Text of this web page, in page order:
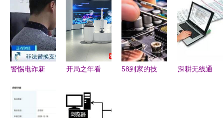
会计电算化
第一章第二
节之“计算
机硬件四
——从事计
知识”
及运营模式
研究与实践
——以计算
机软硬件赋
能为例
研DSP核赋
能天通一号
卫星，掌握
计算机软硬
件核心技术
Nuvoton产
品的IP
Cam网络摄
像头方案
警惕电诈新
植入、页面
替换与冒充
开局之年看
不一样的江
苏——南京
58到家的技
深耕无线通